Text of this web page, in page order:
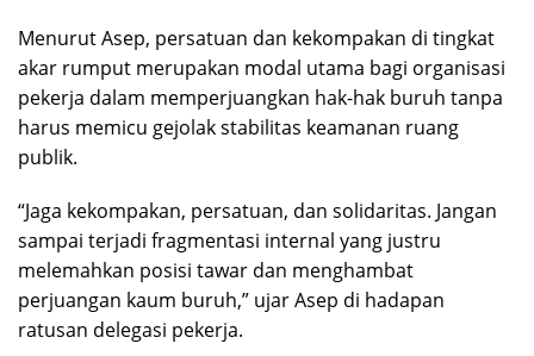
Menurut Asep, persatuan dan kekompakan di tingkat
akar rumput merupakan modal utama bagi organisasi
pekerja dalam memperjuangkan hak-hak buruh tanpa
harus memicu gejolak stabilitas keamanan ruang
publik.
“Jaga kekompakan, persatuan, dan solidaritas. Jangan
sampai terjadi fragmentasi internal yang justru
melemahkan posisi tawar dan menghambat
perjuangan kaum buruh,” ujar Asep di hadapan
ratusan delegasi pekerja.